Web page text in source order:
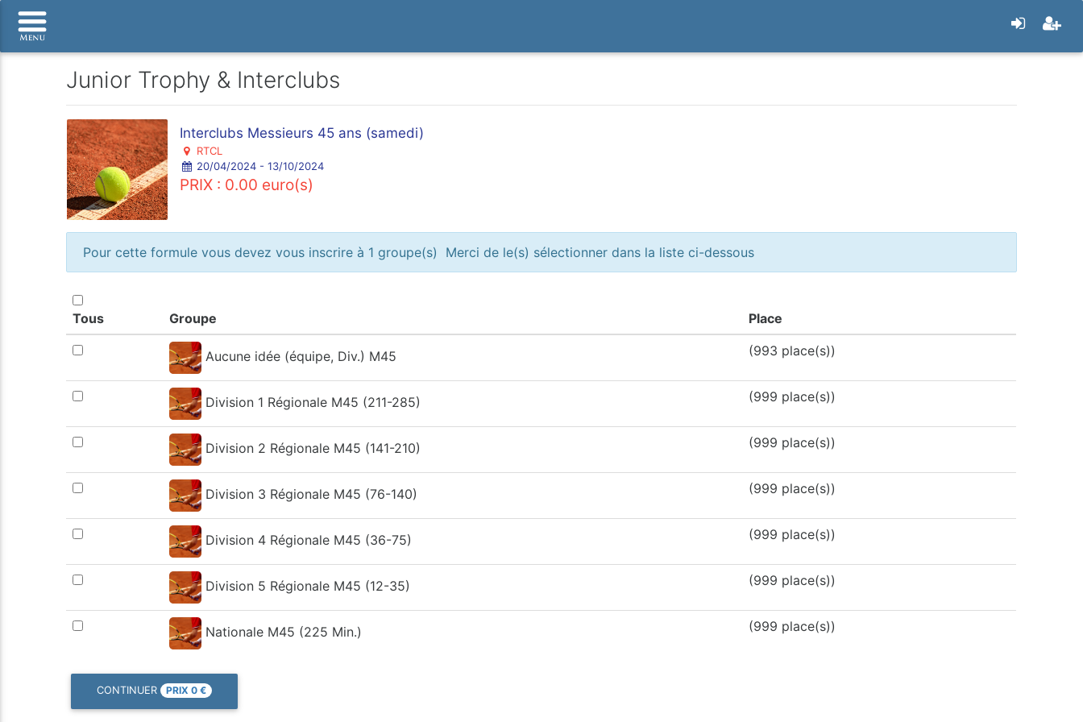
Junior Trophy & Interclubs
Interclubs Messieurs 45 ans (samedi)
RTCL
20/04/2024 - 13/10/2024
PRIX : 0.00 euro(s)
Pour cette formule vous devez vous inscrire à 1 groupe(s) Merci de le(s) sélectionner dans la liste ci-dessous
Tous Groupe Place
Aucune idée (équipe, Div.) M45 (993 place(s))
Division 1 Régionale M45 (211-285) (999 place(s))
Division 2 Régionale M45 (141-210) (999 place(s))
Division 3 Régionale M45 (76-140) (999 place(s))
Division 4 Régionale M45 (36-75) (999 place(s))
Division 5 Régionale M45 (12-35) (999 place(s))
Nationale M45 (225 Min.) (999 place(s))
CONTINUER PRIX0€